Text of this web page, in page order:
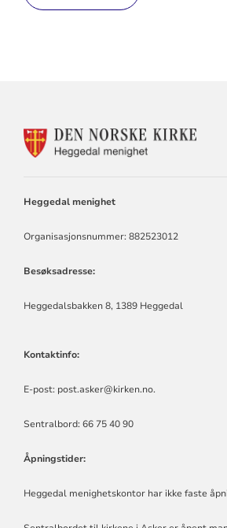
Heggedal menighet
Organisasjonsnummer: 882523012
Besøksadresse:
Heggedalsbakken 8, 1389 Heggedal
Kontaktinfo:
E-post: post.asker@kirken.no.
Sentralbord: 66 75 40 90
Åpningstider:
Heggedal menighetskontor har ikke faste